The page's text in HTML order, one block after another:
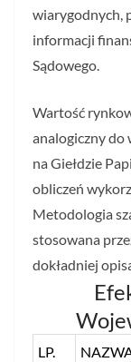
wiarygodnych,
informacji
Sądowego.
Wartość
analogiczny do
na Giełdzie
obliczeń
Metodologia
stosowana
dokładniej
LP.